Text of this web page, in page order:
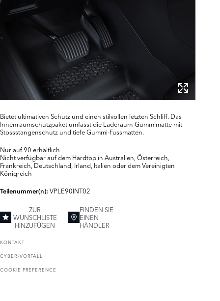
Bietet ultimativen Schutz und einen stilvollen letzten Schliff. Das
Innenraumschutzpaket umfasst die Laderaum-Gummimatte mit
Stossstangenschutz und tiefe Gummi-Fussmatten.
Nur auf 90 erhältlich
Nicht verfügbar auf dem Hardtop in Australien, Österreich,
Frankreich, Deutschland, Irland, Italien oder dem Vereinigten
Königreich
Teilenummer(n): VPLE90INT02
ZUR
WUNSCHLISTE
HINZUFÜGEN
FINDEN SIE
EINEN
HÄNDLER
KONTAKT
CYBER-VORFALL
COOKIE PREFERENCE